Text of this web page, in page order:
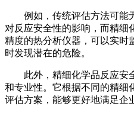
例如，传统评估方法可能
对反应安全性的影响，而精细
精度的热分析仪器，可以实时
时发现潜在的危险。
此外，精细化学品反应安
和专业性。它根据不同的精细
评估方案，能够更好地满足企